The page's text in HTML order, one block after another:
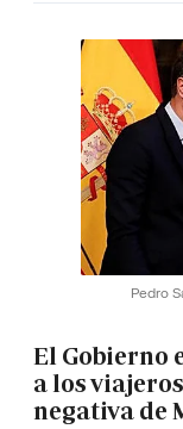
Pedro
El Gobierno
a los
negativa de